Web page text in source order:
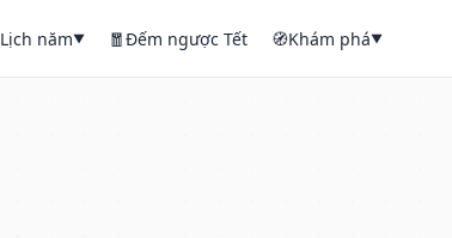
Lịch năm▼ 🧧Đếm ngược Tết 🧭Khám phá▼